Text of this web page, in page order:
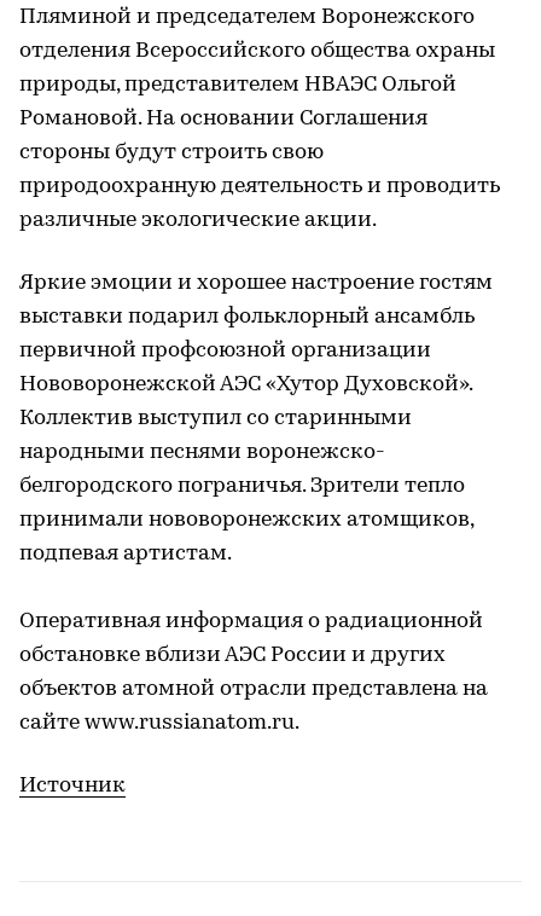
Пляминой и председателем Воронежского
отделения Всероссийского общества охраны
природы, представителем НВАЭС Ольгой
Романовой. На основании Соглашения
стороны будут строить свою
природоохранную деятельность и проводить
различные экологические акции.
Яркие эмоции и хорошее настроение гостям
выставки подарил фольклорный ансамбль
первичной профсоюзной организации
Нововоронежской АЭС «Хутор Духовской».
Коллектив выступил со старинными
народными песнями воронежско-
белгородского пограничья. Зрители тепло
принимали нововоронежских атомщиков,
подпевая артистам.
Оперативная информация о радиационной
обстановке вблизи АЭС России и других
объектов атомной отрасли представлена на
сайте www.russianatom.ru.
Источник